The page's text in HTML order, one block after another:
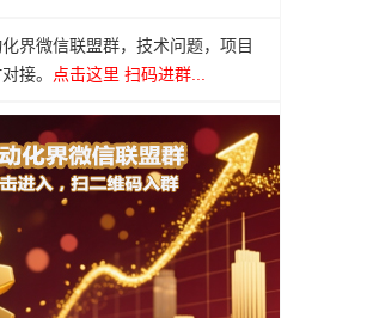
界微信联盟群，技术问题，项目
接。
点击这里 扫码进群...